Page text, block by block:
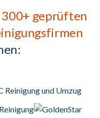
300+ geprüften